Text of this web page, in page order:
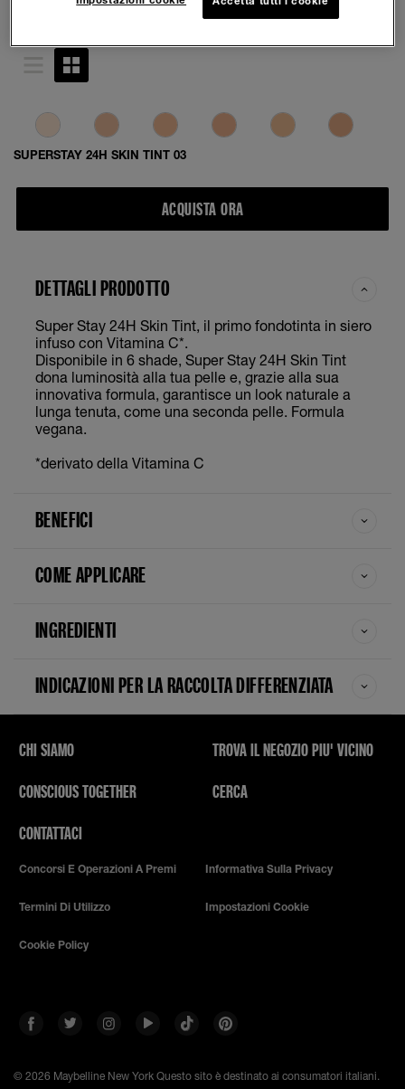
SUPERSTAY 24H SKIN TINT 03
ACQUISTA ORA
DETTAGLI PRODOTTO
Super Stay 24H Skin Tint, il primo fondotinta in siero
infuso con Vitamina C*.
Disponibile in 6 shade, Super Stay 24H Skin Tint
dona luminosità alla tua pelle e, grazie alla sua
innovativa formula, garantisce un look naturale a
lunga tenuta, come una seconda pelle. Formula
vegana.
*derivato della Vitamina C
BENEFICI
COME APPLICARE
INGREDIENTI
INDICAZIONI PER LA RACCOLTA DIFFERENZIATA
CHI SIAMO
CONSCIOUS TOGETHER
CONTATTACI
TROVA IL NEGOZIO PIU' VICINO
CERCA
Concorsi E Operazioni A Premi Informativa Sulla Privacy
Termini Di Utilizzo Impostazioni Cookie
Cookie Policy
© 2026 Maybelline New York Questo sito è destinato ai consumatori italiani.